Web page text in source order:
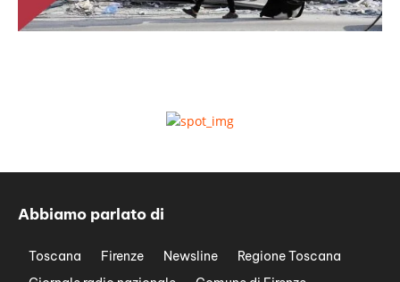
Abbiamo parlato di
Toscana Firenze Newsline
Regione Toscana